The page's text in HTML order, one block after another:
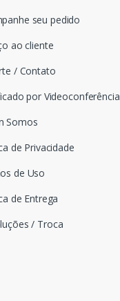
seu pedido
ao cliente
/ Contato
por Videoconferência
Somos
de Privacidade
de Uso
de Entrega
/ Troca